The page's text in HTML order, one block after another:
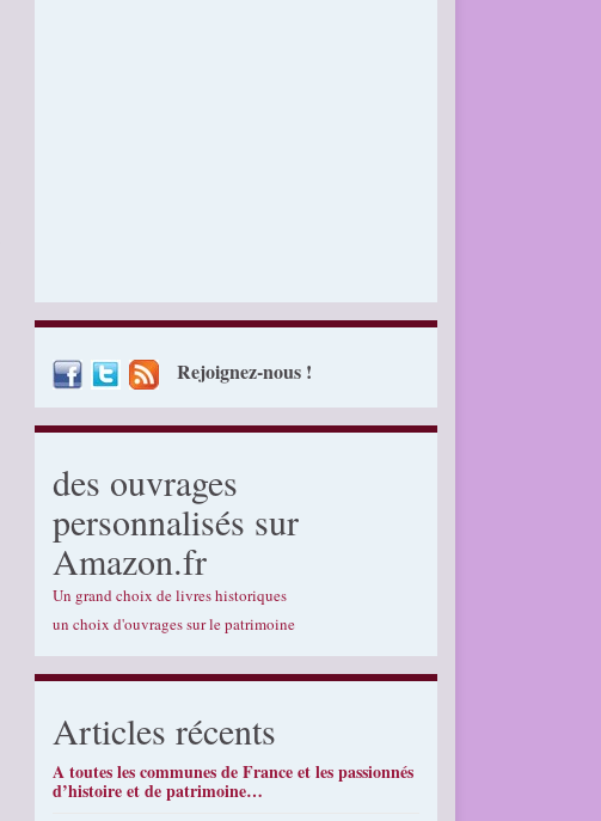
Rejoignez-nous !
des ouvrages
personnalisés sur
Amazon.fr
Un grand choix de livres historiques
un choix d'ouvrages sur le patrimoine
Articles récents
A toutes les communes de France et les passionnés
d’histoire et de patrimoine…